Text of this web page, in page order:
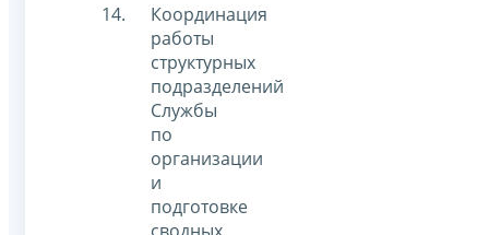
Координация
работы
структурных
подразделений
Службы
по
организации
и
подготовке